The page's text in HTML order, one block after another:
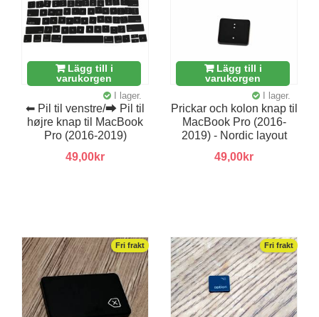
Lägg till i
varukorgen
I lager.
⬅︎ Pil til venstre/⮕ Pil til
højre knap til MacBook
Pro (2016-2019)
49,00kr
Lägg till i
varukorgen
I lager.
Prickar och kolon knap til
MacBook Pro (2016-
2019) - Nordic layout
49,00kr
Fri frakt Fri frakt